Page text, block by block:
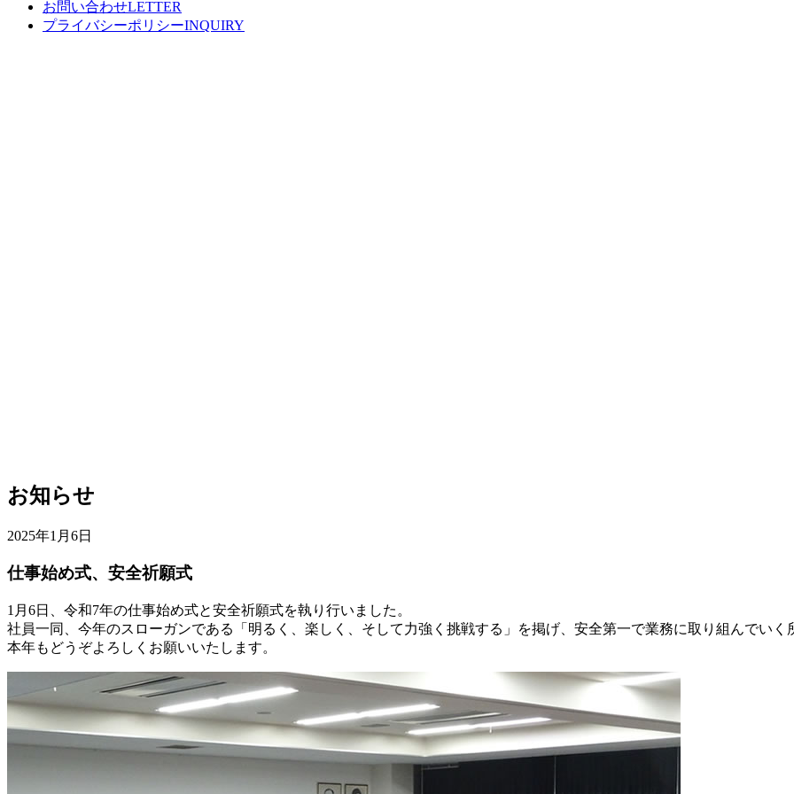
お問い合わせ
プライバシーポリシー
お知らせ
2025年1月6日
仕事始め式、安全祈願式
1月6日、令和7年の仕事始め式と安全祈願式を執り行いました。
社員一同、今年のスローガンである「明るく、楽しく、そして力強く挑戦する」を掲げ、安全第一で業務に取り組んでいく
本年もどうぞよろしくお願いいたします。